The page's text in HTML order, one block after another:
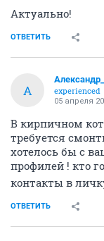
Актуально!
ОТВЕТИТЬ
А
experienced
05 апреля
В кирпичном
требуется
хотелось бы с
профилей ! кто
контакты в
ОТВЕТИТЬ